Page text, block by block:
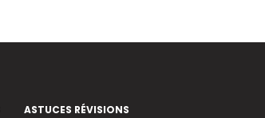
ASTUCES RÉVISIONS